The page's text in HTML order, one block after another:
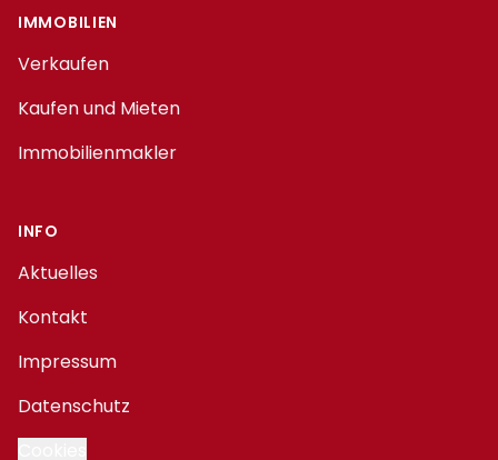
IMMOBILIEN
Verkaufen
Kaufen und Mieten
Immobilienmakler
INFO
Aktuelles
Kontakt
Impressum
Datenschutz